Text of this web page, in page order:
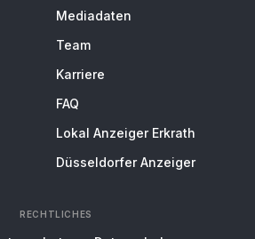
Mediadaten
Team
Karriere
FAQ
Lokal Anzeiger Erkrath
Düsseldorfer Anzeiger
RECHTLICHES